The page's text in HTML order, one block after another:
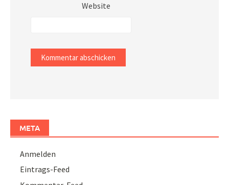
Website
META
Anmelden
Eintrags-Feed